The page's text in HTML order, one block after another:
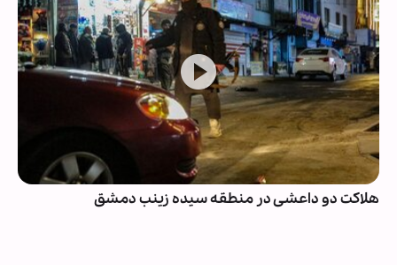
هلاکت دو داعشی در منطقه سیده زینب دمشق